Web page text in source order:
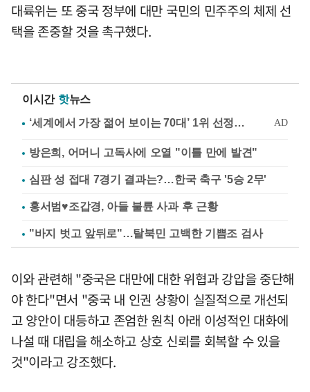
대륙위는 또 중국 정부에 대만 국민의 민주주의 체제 선
택을 존중할 것을 촉구했다.
이시간 핫뉴스
방은희, 어머니 고독사에 오열 "이틀 만에 발견"
심판 성 접대 7경기 결과는?…한국 축구 '5승 2무'
홍서범♥조갑경, 아들 불륜 사과 후 근황
"바지 벗고 앞뒤로"…탈북민 고백한 기쁨조 검사
이와 관련해 "중국은 대만에 대한 위협과 강압을 중단해
야 한다"면서 "중국 내 인권 상황이 실질적으로 개선되
고 양안이 대등하고 존엄한 원칙 아래 이성적인 대화에
나설 때 대립을 해소하고 상호 신뢰를 회복할 수 있을
것"이라고 강조했다.